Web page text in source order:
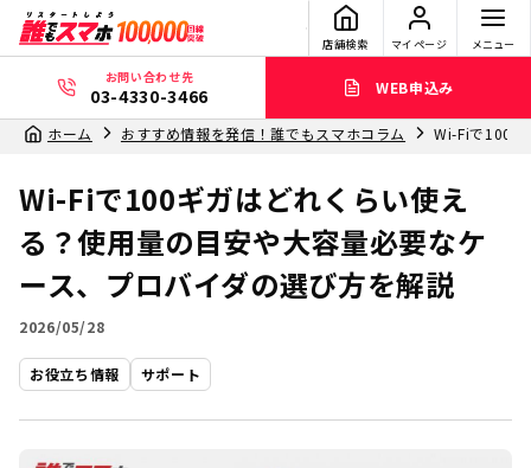
店舗検索 マイページ メニュー
お問い合わせ先
03-4330-3466 WEB申込み
ホーム おすすめ情報を発信！誰でもスマホコラム Wi-Fiで100ギ
Wi-Fiで100ギガはどれくらい使え
る？使用量の目安や大容量必要なケ
ース、プロバイダの選び方を解説
2026/05/28
お役立ち情報 サポート